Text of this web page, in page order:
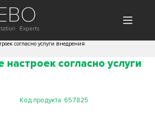
согласно услуги внедрения
согласно услуги
Код продукта: 657825